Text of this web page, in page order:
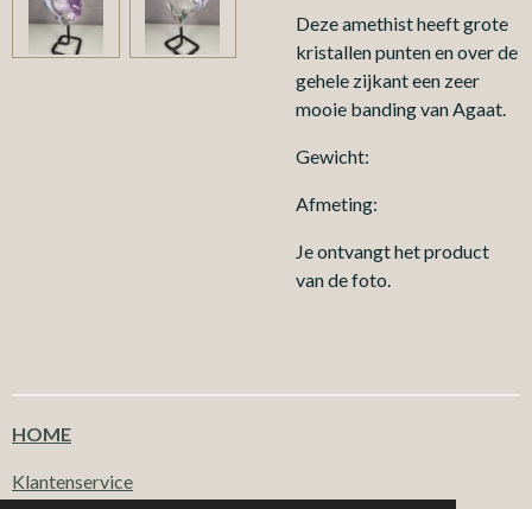
Deze amethist heeft grote
kristallen punten en over de
gehele zijkant een zeer
mooie banding van Agaat.
Gewicht:
Afmeting:
Je ontvangt het product
van de foto.
HOME
Klantenservice